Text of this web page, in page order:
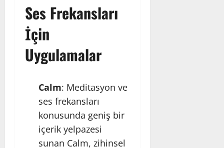
Ses Frekansları
İçin
Uygulamalar
Calm: Meditasyon ve
ses frekansları
konusunda geniş bir
içerik yelpazesi
sunan Calm, zihinsel